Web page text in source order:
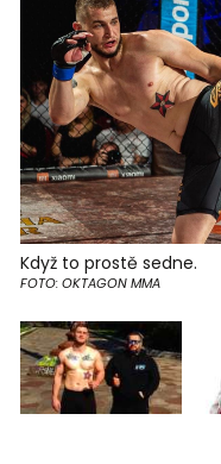
Když to prostě sedne.
FOTO: OKTAGON MMA